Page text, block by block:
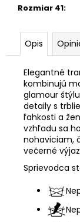
Rozmiar 41:
Opis
Elegantné
kombinujú
glamour
detaily s
ľahkosti a
vzhľadu sa
nohaviciam,
večerné
Sprievodca